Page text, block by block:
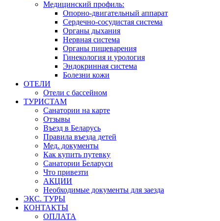
Медицинский профиль:
Опорно-двигательный аппарат
Сердечно-сосудистая система
Органы дыхания
Нервная система
Органы пищеварения
Гинекология и урология
Эндокринная система
Болезни кожи
ОТЕЛИ
Отели с бассейном
ТУРИСТАМ
Санатории на карте
Отзывы
Въезд в Беларусь
Правила въезда детей
Мед. документы
Как купить путевку
Санатории Беларуси
Что привезти
АКЦИИ
Необходимые документы для заезда
ЭКС. ТУРЫ
КОНТАКТЫ
ОПЛАТА